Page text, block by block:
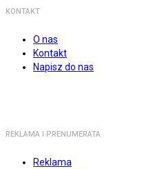
KONTAKT
O nas
Kontakt
Napisz do nas
REKLAMA I PRENUMERATA
Reklama